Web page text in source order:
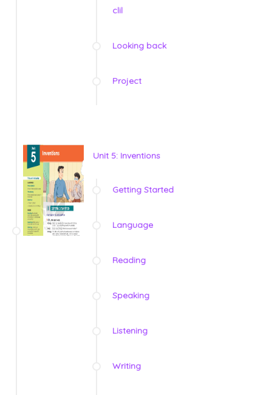
clil
Looking back
Project
Unit 5: Inventions
Getting Started
Language
Reading
Speaking
Listening
Writing